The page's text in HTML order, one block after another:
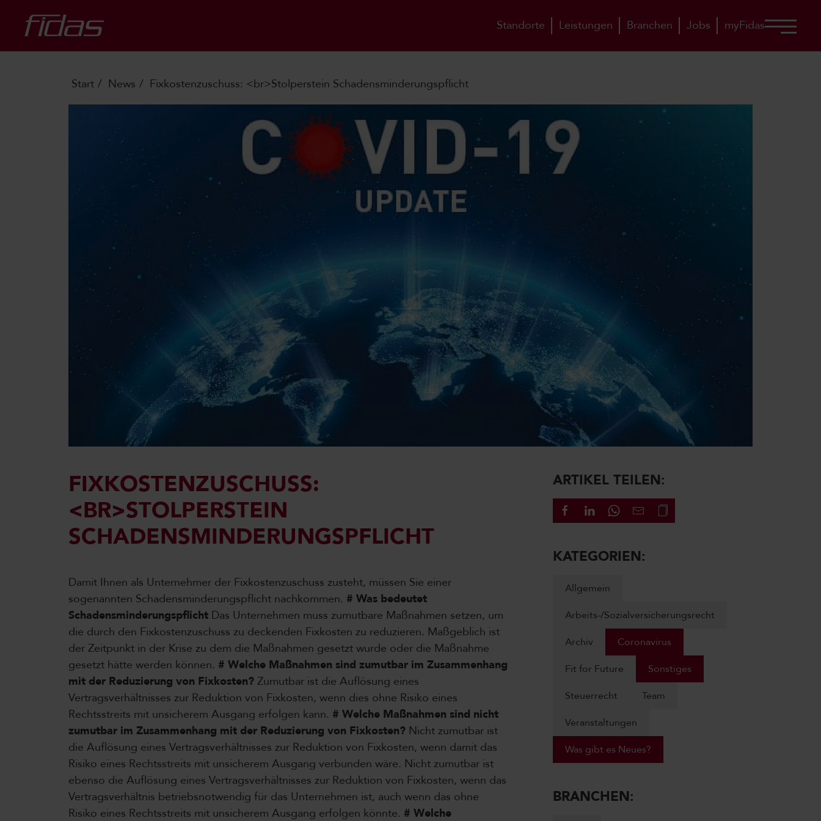
Standorte Leistungen Branchen Jobs myFidas
Start News Fixkostenzuschuss: <br>Stolperstein Schadensminderungspflicht
FIXKOSTENZUSCHUSS:
<BR>STOLPERSTEIN
SCHADENSMINDERUNGSPFLICHT
Damit Ihnen als Unternehmer der Fixkostenzuschuss zusteht, müssen Sie einer
sogenannten Schadensminderungspflicht nachkommen. # Was bedeutet
Schadensminderungspflicht Das Unternehmen muss zumutbare Maßnahmen setzen, um
die durch den Fixkostenzuschuss zu deckenden Fixkosten zu reduzieren. Maßgeblich ist
der Zeitpunkt in der Krise zu dem die Maßnahmen gesetzt wurde oder die Maßnahme
gesetzt hätte werden können. # Welche Maßnahmen sind zumutbar im Zusammenhang
mit der Reduzierung von Fixkosten? Zumutbar ist die Auflösung eines
Vertragsverhältnisses zur Reduktion von Fixkosten, wenn dies ohne Risiko eines
Rechtsstreits mit unsicherem Ausgang erfolgen kann. # Welche Maßnahmen sind nicht
zumutbar im Zusammenhang mit der Reduzierung von Fixkosten? Nicht zumutbar ist
die Auflösung eines Vertragsverhältnisses zur Reduktion von Fixkosten, wenn damit das
Risiko eines Rechtsstreits mit unsicherem Ausgang verbunden wäre. Nicht zumutbar ist
ebenso die Auflösung eines Vertragsverhältnisses zur Reduktion von Fixkosten, wenn das
Vertragsverhältnis betriebsnotwendig für das Unternehmen ist, auch wenn das ohne
Risiko eines Rechtsstreits mit unsicherem Ausgang erfolgen könnte. # Welche
ARTIKEL TEILEN:
KATEGORIEN:
Allgemein
Arbeits-/Sozialversicherungsrecht
Archiv
Coronavirus
Fit for Future
Sonstiges
Steuerrecht
Team
Veranstaltungen
Was gibt es Neues?
BRANCHEN: